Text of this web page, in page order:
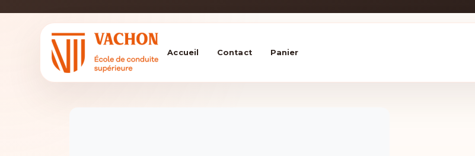
Accueil Contact Panier